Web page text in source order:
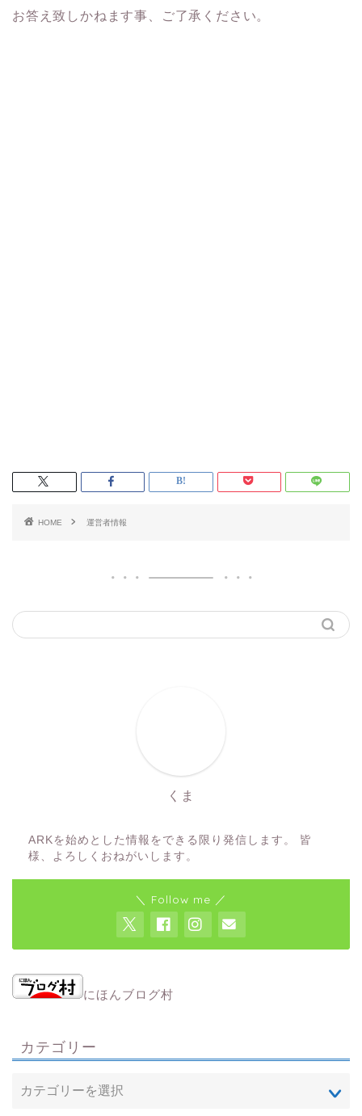
お答え致しかねます事、ご了承ください。
HOME 運営者情報
くま
ARKを始めとした情報をできる限り発信します。 皆
様、よろしくおねがいします。
＼ Follow me ／
にほんブログ村
カテゴリー